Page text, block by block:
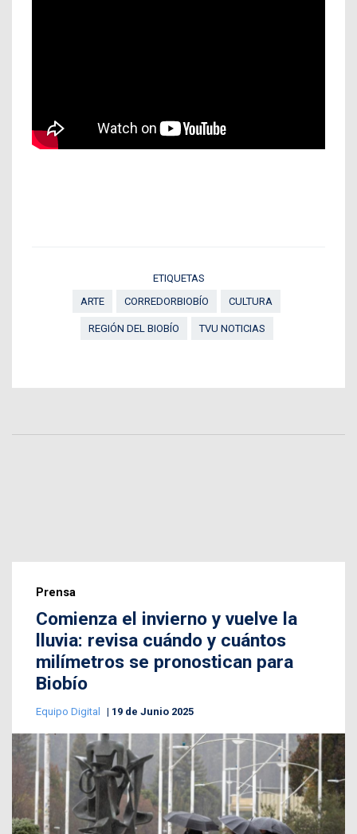
ETIQUETAS
ARTE
CORREDORBIOBÍO CULTURA
REGIÓN DEL BIOBÍO TVU NOTICIAS
Prensa
Comienza el invierno y vuelve la
lluvia: revisa cuándo y cuántos
milímetros se pronostican para
Biobío
Equipo Digital 19 de Junio 2025